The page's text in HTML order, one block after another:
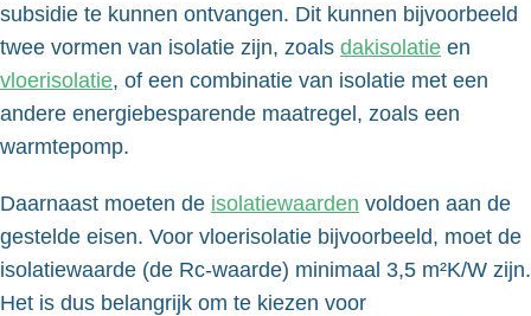
subsidie te kunnen ontvangen. Dit kunnen bijvoorbeeld
twee vormen van isolatie zijn, zoals dakisolatie en
vloerisolatie, of een combinatie van isolatie met een
andere energiebesparende maatregel, zoals een
warmtepomp.
Daarnaast moeten de isolatiewaarden voldoen aan de
gestelde eisen. Voor vloerisolatie bijvoorbeeld, moet de
isolatiewaarde (de Rc-waarde) minimaal 3,5 m²K/W zijn.
Het is dus belangrijk om te kiezen voor